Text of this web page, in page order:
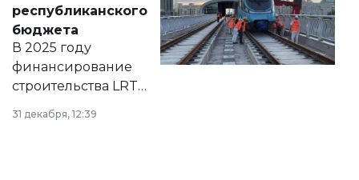
правовых актов и
на сайте маслихат
города.
республиканского
бюджета
В 2025 году
финансирование
строительства LRT
в Астане из
республиканского
31 декабря, 12:39